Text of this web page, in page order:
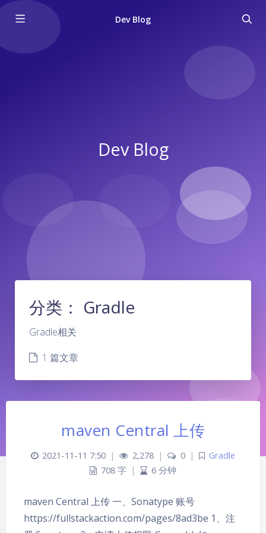
Dev Blog
Dev Blog
夜间模式
浅阴影 深阴影
分类： Gradle
Gradle相关
1 篇文章
maven Central 上传
2021-11-11 7:50 | 2,278 | 0 |
Gradle
708 字 | 6 分钟
maven Central 上传 一、Sonatype 账号
https://fullstackaction.com/pages/8ad3be 1、注